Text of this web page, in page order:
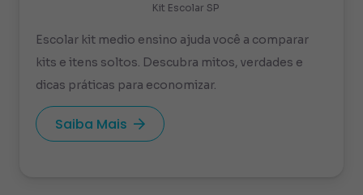
Kit Escolar SP
Escolar kit medio ensino ajuda você a comparar
kits e itens soltos. Descubra mitos, verdades e
dicas práticas para economizar.
Saiba Mais